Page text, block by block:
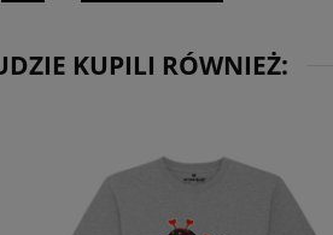
KUPILI RÓWNIEŻ: